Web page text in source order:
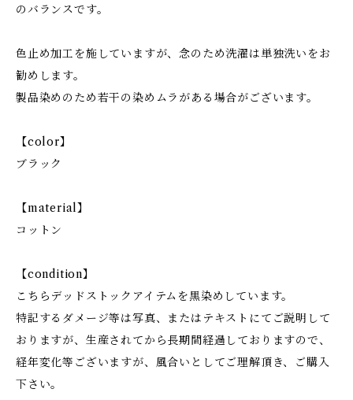
のバランスです。
色止め加工を施していますが、念のため洗濯は単独洗いをお
勧めします。
製品染めのため若干の染めムラがある場合がございます。
【color】
ブラック
【material】
コットン
【condition】
こちらデッドストックアイテムを黒染めしています。
特記するダメージ等は写真、またはテキストにてご説明して
おりますが、生産されてから長期間経過しておりますので、
経年変化等ございますが、風合いとしてご理解頂き、ご購入
下さい。